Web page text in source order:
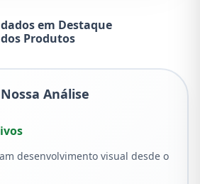
em Destaque
Produtos
Análise
desenvolvimento visual desde o